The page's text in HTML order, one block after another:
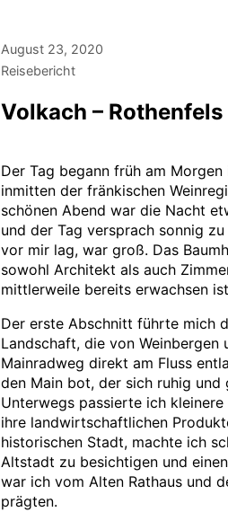
August 23, 2020
Reisebericht
Volkach – Rothenfels
Der Tag begann früh am
inmitten der fränkischen
schönen Abend war die Nacht
und der Tag versprach sonnig
vor mir lag, war groß. Das
sowohl Architekt als auch
mittlerweile bereits erwachsen
Der erste Abschnitt führte mich
Landschaft, die von
Mainradweg direkt am Fluss
den Main bot, der sich ruhig und
Unterwegs passierte ich
ihre landwirtschaftlichen
historischen Stadt, machte ich
Altstadt zu besichtigen und
war ich vom Alten Rathaus und
prägten.